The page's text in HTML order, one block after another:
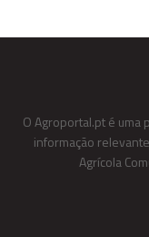
O Agroportal.pt é uma
informação
Agrícola